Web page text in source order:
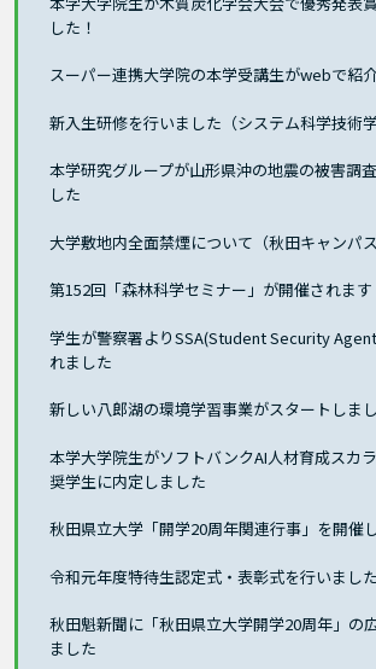
した！
スーパー連携大学院の本学受講生がwebで紹
新入生研修を行いました（システム科学技術学
本学研究グループが山形県沖の地震の被害調
した
大学敷地内全面禁煙について（秋田キャンパス
第152回「森林科学セミナー」が開催されます
学生が警察署よりSSA(Student Security
れました
新しい八郎湖の環境学習事業がスタートしま
本学大学院生がソフトバンクAI人材育成スカ
奨学生に内定しました
秋田県立大学「開学20周年関連行事」を開催
令和元年度特待生認定式・表彰式を行いました
秋田魁新聞に「秋田県立大学開学20周年」の
ました